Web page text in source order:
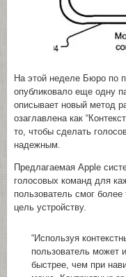
На этой неделе Бюро по
опубликовало еще одну
описывает новый метод
озаглавлена как
то, чтобы сделать
надежным.
Предлагаемая Apple
голосовых команд для
пользователь смог
цель устройству.
“Используя
пользователь может
быстрее, чем при